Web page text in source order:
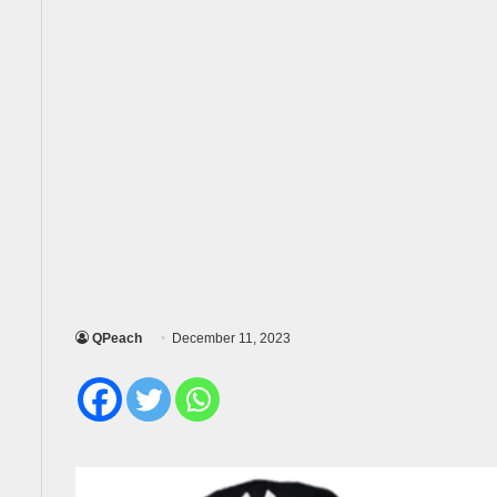
QPeach December 11, 2023